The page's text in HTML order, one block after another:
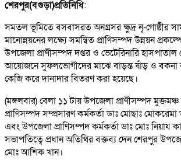
শেরপুর(বগুড়া)প্রতিনিধি:
সমতল ভূমিতে বসবাসরত অনগ্রসর ক্ষুদ্র নৃ-গোষ্ঠীর
মানোন্নয়নের লক্ষ্যে সমন্বিত প্রাণিসম্পদ উন্নয়ন
উপজেলা প্রাণীসম্পদ দপ্তর ও ভেটেরিনারি
আয়োজনে সুফলভোগীদের মাঝে বাড়ন্ত ষাঁড় ও
কেজি করে দানাদার বিতরণ করা হয়েছে।
(মঙ্গলবার) বেলা ১১ টায় উপজেলা প্রাণীসম্পদ
প্রাণিসম্পদ সম্প্রসারণ কর্মকর্তা ডাঃ মোছাঃ
এবং উপজেলা প্রাণিসম্পদ কর্মকর্তা ডাঃ মোঃ নিয়ায
সভাপতিত্বে প্রধান অতিথির বক্তব্য দেন শেরপুর
মোঃ আশিক খান।